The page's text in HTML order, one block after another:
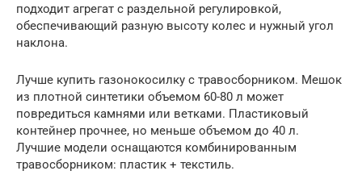
подходит агрегат с раздельной регулировкой,
обеспечивающий разную высоту колес и нужный угол
наклона.
Лучше купить газонокосилку с травосборником. Мешок
из плотной синтетики объемом 60-80 л может
повредиться камнями или ветками. Пластиковый
контейнер прочнее, но меньше объемом до 40 л.
Лучшие модели оснащаются комбинированным
травосборником: пластик + текстиль.